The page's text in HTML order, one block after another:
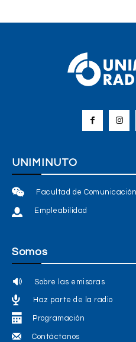
UNIMINUTO
Facultad de Comunicación
Empleabilidad
Somos
Sobre las emisoras
Haz parte de la radio
Programación
Contáctanos